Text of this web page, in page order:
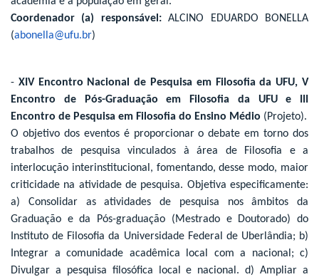
Coordenador (a) responsável:ALCINO EDUARDO BONELLA
(abonella@ufu.br)
- XIV Encontro Nacional de Pesquisa em Filosofia da UFU, V
Encontro de Pós-Graduação em Filosofia da UFU e III
Encontro de Pesquisa em Filosofia do Ensino Médio (Projeto).
O objetivo dos eventos é proporcionar o debate em torno dos
trabalhos de pesquisa vinculados à área de Filosofia e a
interlocução interinstitucional, fomentando, desse modo, maior
criticidade na atividade de pesquisa. Objetiva especificamente:
a) Consolidar as atividades de pesquisa nos âmbitos da
Graduação e da Pós-graduação (Mestrado e Doutorado) do
Instituto de Filosofia da Universidade Federal de Uberlândia; b)
Integrar a comunidade acadêmica local com a nacional; c)
Divulgar a pesquisa filosófica local e nacional. d) Ampliar a